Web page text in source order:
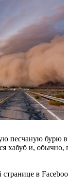
песчаную бурю
хабуб и, обычно,
в